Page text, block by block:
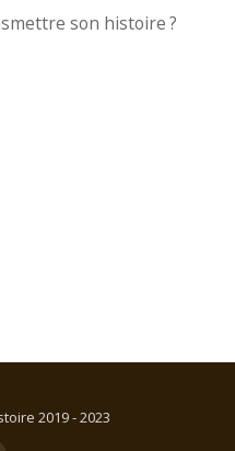
son histoire ?
2019 - 2023